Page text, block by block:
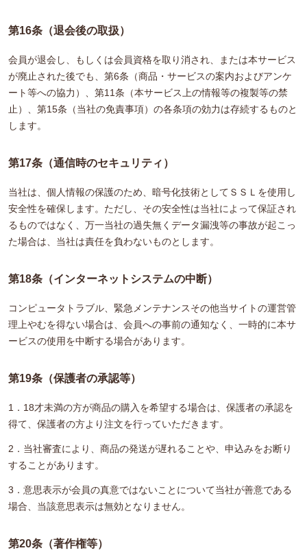
第16条（退会後の取扱）
会員が退会し、もしくは会員資格を取り消され、または本サービス
が廃止された後でも、第6条（商品・サービスの案内およびアンケ
ート等への協力）、第11条（本サービス上の情報等の複製等の禁
止）、第15条（当社の免責事項）の各条項の効力は存続するものと
します。
第17条（通信時のセキュリティ）
当社は、個人情報の保護のため、暗号化技術としてＳＳＬを使用し
安全性を確保します。ただし、その安全性は当社によって保証され
るものではなく、万一当社の過失無くデータ漏洩等の事故が起こっ
た場合は、当社は責任を負わないものとします。
第18条（インターネットシステムの中断）
コンピュータトラブル、緊急メンテナンスその他当サイトの運営管
理上やむを得ない場合は、会員への事前の通知なく、一時的に本サ
ービスの使用を中断する場合があります。
第19条（保護者の承認等）
1．18才未満の方が商品の購入を希望する場合は、保護者の承認を
得て、保護者の方より注文を行っていただきます。
2．当社審査により、商品の発送が遅れることや、申込みをお断り
することがあります。
3．意思表示が会員の真意ではないことについて当社が善意である
場合、当該意思表示は無効となりません。
第20条（著作権等）